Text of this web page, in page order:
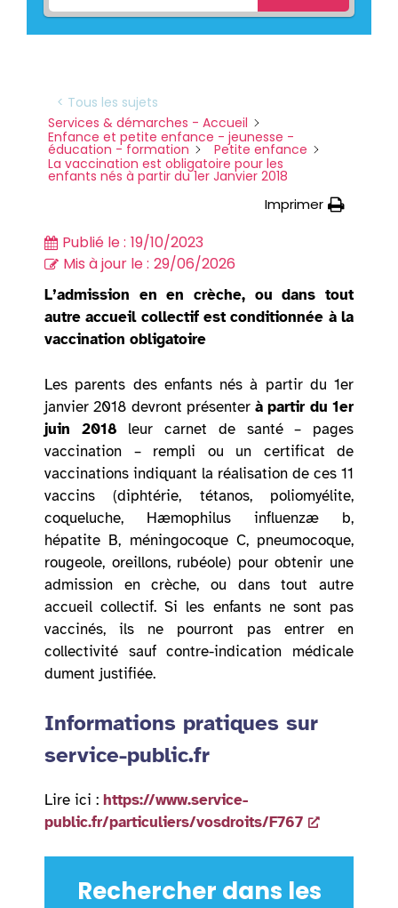
< Tous les sujets
Services & démarches - Accueil
Enfance et petite enfance - jeunesse -
éducation - formation
Petite enfance
La vaccination est obligatoire pour les
enfants nés à partir du 1er Janvier 2018
Imprimer
Publié le : 19/10/2023
Mis à jour le : 29/06/2026
L’admission en en crèche, ou dans tout
autre accueil collectif est conditionnée à la
vaccination obligatoire
Les parents des enfants nés à partir du 1er
janvier 2018 devront présenterà partir du 1er
juin 2018 leur carnet de santé – pages
vaccination – rempli ou un certificat de
vaccinations indiquant la réalisation de ces 11
vaccins (diphtérie, tétanos, poliomyélite,
coqueluche, Hæmophilus influenzæ b,
hépatite B, méningocoque C, pneumocoque,
rougeole, oreillons, rubéole) pour obtenir une
admission en crèche, ou dans tout autre
accueil collectif. Si les enfants ne sont pas
vaccinés, ils ne pourront pas entrer en
collectivité sauf contre-indication médicale
dument justifiée.
Informations pratiques sur
service-public.fr
Lire ici : https://www.service-
public.fr/particuliers/vosdroits/F767
Rechercher dans les